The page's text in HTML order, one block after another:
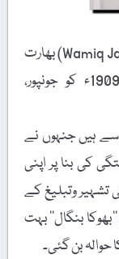
وکی پیڈیا کے مطابق وامق جونپوری (Wamiq Jaunpuri) بھارت
کے ممتاز ترقی پسند شاعر 23 اکتوبر 1909ء کو جونپور،
ہیں جنہوں نے
کی بنا پر اپنی
تشہیر وتبلیغ کے
بنگال‘‘ بہت
بن گئی۔